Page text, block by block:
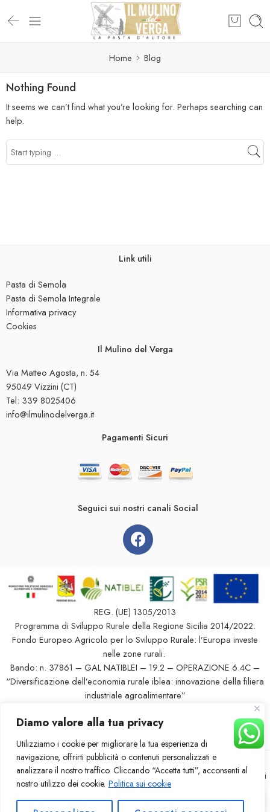
Diamo valore alla tua privacy
Utilizziamo i cookie per migliorare la tua esperienza di
navigazione, offrirti pubblicità o contenuti personalizzati e
analizzare il nostro traffico. Cliccando “Accetta tutti”, acconsenti al
nostro utilizzo dei cookie. Politica sui cookie
Home Blog
Nothing Found
It seems we can’t find what you’re looking for. Perhaps searching can
help.
Link utili
Pasta di Semola
Pasta di Semola Integrale
Informativa privacy
Cookies
Il Mulino del Verga
Via Matteo Agosta, n. 54
95049 Vizzini (CT)
Tel: 339 8025406
info@ilmulinodelverga.it
Pagamenti Sicuri
Seguici sui nostri canali Social
REG. (UE) 1305/2013
Programma di Sviluppo Rurale della Regione Sicilia 2014/2022.
Fondo Europeo Agricolo per lo Sviluppo Rurale: l’Europa investe
nelle zone rurali.
Bando: n. 37861 – GAL NATIBLEI – 19.2 – OPERAZIONE 6.4C –
“Diversificazione dell’economia rurale iblea: innovazione della filiera
industriale agroalimentare”
Ditta: GENNARO MASSIMO – CUAA GNNMSM76P13M100B –
CUP G96F21000020007
© 2023 – Tutti i diritti riservati – Il Mulino del Verga –95049 Vizzini
(CT)– P.iva 03434780874 – credit byiterweb